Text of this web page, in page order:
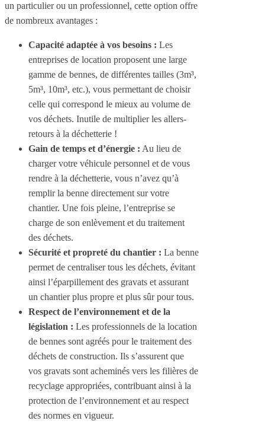
un particulier ou un professionnel, cette option offre
de nombreux avantages :
Capacité adaptée à vos besoins : Les
entreprises de location proposent une large
gamme de bennes, de différentes tailles (3m³,
5m³, 10m³, etc.), vous permettant de choisir
celle qui correspond le mieux au volume de
vos déchets. Inutile de multiplier les allers-
retours à la déchetterie !
Gain de temps et d’énergie : Au lieu de
charger votre véhicule personnel et de vous
rendre à la déchetterie, vous n’avez qu’à
remplir la benne directement sur votre
chantier. Une fois pleine, l’entreprise se
charge de son enlèvement et du traitement
des déchets.
Sécurité et propreté du chantier : La benne
permet de centraliser tous les déchets, évitant
ainsi l’éparpillement des gravats et assurant
un chantier plus propre et plus sûr pour tous.
Respect de l’environnement et de la
législation : Les professionnels de la location
de bennes sont agréés pour le traitement des
déchets de construction. Ils s’assurent que
vos gravats sont acheminés vers les filières de
recyclage appropriées, contribuant ainsi à la
protection de l’environnement et au respect
des normes en vigueur.